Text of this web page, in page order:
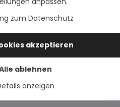
zum Datenschutz
anzeigen
akzeptieren
ablehnen